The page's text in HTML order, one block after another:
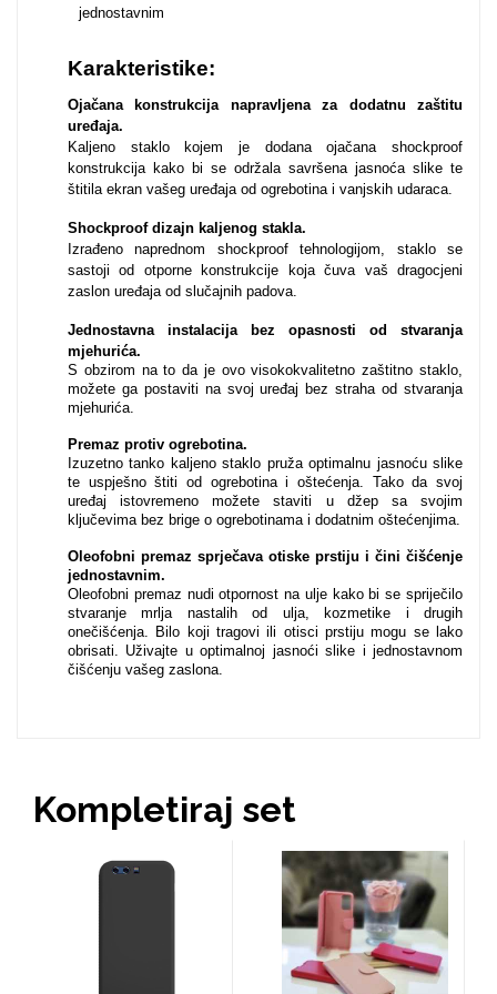
jednostavnim
Karakteristike:
Ojačana konstrukcija napravljena za dodatnu zaštitu
uređaja.
Kaljeno staklo kojem je dodana ojačana shockproof
konstrukcija kako bi se održala savršena jasnoća slike te
štitila ekran vašeg uređaja od ogrebotina i vanjskih udaraca.
Shockproof dizajn kaljenog stakla.
Izrađeno naprednom shockproof tehnologijom, staklo se
sastoji od otporne konstrukcije koja čuva vaš dragocjeni
zaslon uređaja od slučajnih padova.
Jednostavna instalacija bez opasnosti od stvaranja
mjehurića.
S obzirom na to da je ovo visokokvalitetno zaštitno staklo,
možete ga postaviti na svoj uređaj bez straha od stvaranja
mjehurića.
Premaz protiv ogrebotina.
Izuzetno tanko kaljeno staklo pruža optimalnu jasnoću slike
te uspješno štiti od ogrebotina i oštećenja. Tako da svoj
uređaj istovremeno možete staviti u džep sa svojim
ključevima bez brige o ogrebotinama i dodatnim oštećenjima.
Oleofobni premaz sprječava otiske prstiju i čini čišćenje
jednostavnim.
Oleofobni premaz nudi otpornost na ulje kako bi se spriječilo
stvaranje mrlja nastalih od ulja, kozmetike i drugih
onečišćenja. Bilo koji tragovi ili otisci prstiju mogu se lako
obrisati. Uživajte u optimalnoj jasnoći slike i jednostavnom
čišćenju vašeg zaslona.
Kompletiraj set
Mandale / Cvjetni
motivi
Citati & Stihovi
MarbleMania
Obiteljski motivi